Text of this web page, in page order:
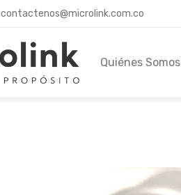
contactenos@microlink.com.co
Quiénes Somos